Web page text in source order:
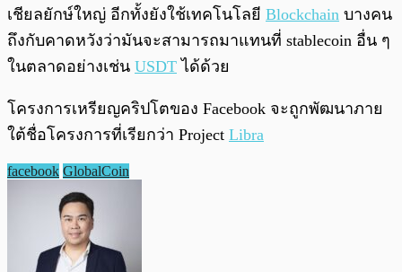
เชียลยักษ์ใหญ่ อีกทั้งยังใช้เทคโนโลยี Blockchain บางคน
ถึงกับคาดหวังว่ามันจะสามารถมาแทนที่ stablecoin อื่น ๆ
ในตลาดอย่างเช่น USDT ได้ด้วย
โครงการเหรียญคริปโตของ Facebook จะถูกพัฒนาภาย
ใต้ชื่อโครงการที่เรียกว่า Project Libra
facebook GlobalCoin